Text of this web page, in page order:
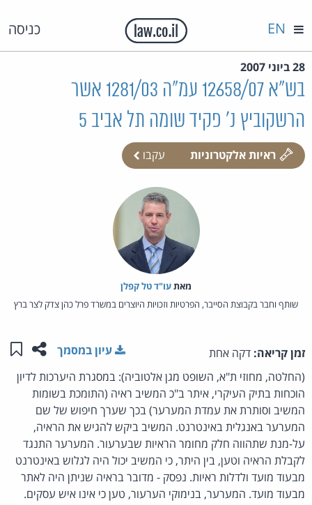
כניסה EN
28 ביוני 2007
בש"א 12658/07 עמ"ה 1281/03 אשר
הרשקוביץ נ' פקיד שומה תל אביב 5
ראיות אלקטרוניות עקבו
מאת‏עו"ד טל קפלן
שותף וחבר בקבוצת הסייבר, הפרטיות וזכויות היוצרים במשרד פרל כהן צדק לצר ברץ
זמן קריאה: דקה אחת שתפו
עיון במסמך
(החלטה, מחוזי ת"א, השופט מגן אלטוביה): במסגרת היערכות לדיון
הוכחות בתיק העיקרי, איתר ב"כ המשיב ראיה (התומכת בשומות
המשיב וסותרת את עמדת המערער) בכך שערך חיפוש של שם
המערער באנגלית באינטרנט. המשיב ביקש להגיש את הראיה,
על-מנת שתהווה חלק מחומר הראיות שבערעור. המערער התנגד
לקבלת הראיה וטען, בין היתר, כי המשיב יכול היה לגלוש באינטרנט
מבעוד מועד ולדלות ראיות. נפסק - מדובר בראיה שניתן היה לאתר
מבעוד מועד. המערער, בנימוקי הערעור, טען כי אינו איש עסקים.